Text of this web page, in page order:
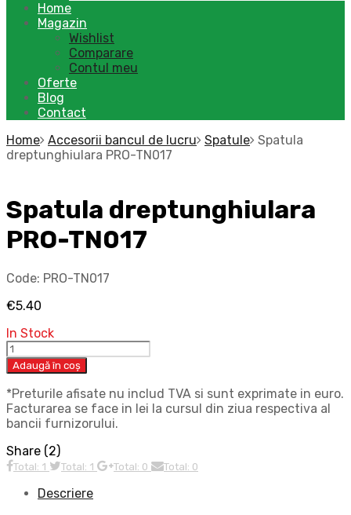
Home
Magazin
Wishlist
Comparare
Contul meu
Oferte
Blog
Contact
Home Accesorii bancul de lucru Spatule Spatula
dreptunghiulara PRO-TN017
Spatula dreptunghiulara
PRO-TN017
Code: PRO-TN017
€5.40
In Stock
Adaugă în coș
*Preturile afisate nu includ TVA si sunt exprimate in euro.
Facturarea se face in lei la cursul din ziua respectiva al
bancii furnizorului.
Share (2)
Total: 1 Total: 1 Total: 0 Total: 0
Descriere